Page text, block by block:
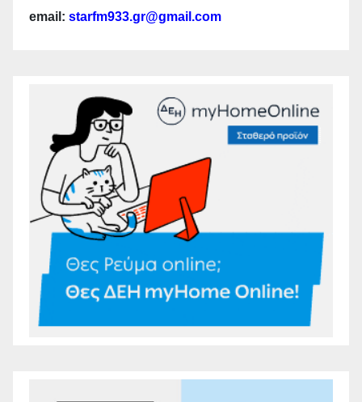
email: starfm933.gr@gmail.com